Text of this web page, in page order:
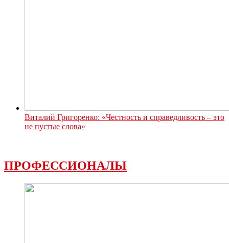
Виталий Григоренко: «Честность и справедливость – это
не пустые слова»
ПРОФЕССИОНАЛЫ